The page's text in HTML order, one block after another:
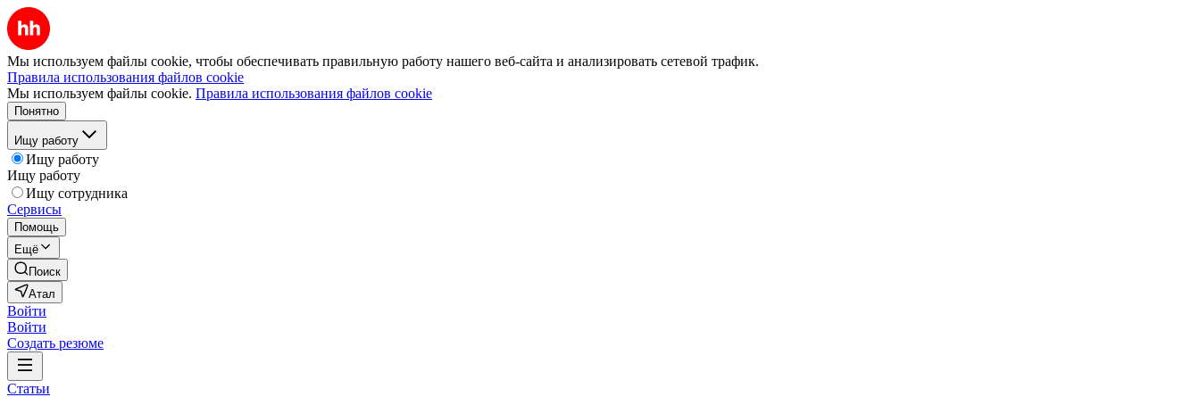
Мы используем файлы cookie, чтобы обеспечивать правильную работу нашего веб-сайта и анализировать сетевой трафик.
Правила использования файлов cookie
Мы используем файлы cookie. Правила использования файлов cookie
Понятно
Ищу работу
Ищу работу
Ищу работу
Ищу сотрудника
Сервисы
Помощь
Ещё
Поиск
Атал
Войти
Войти
Создать резюме
Статьи